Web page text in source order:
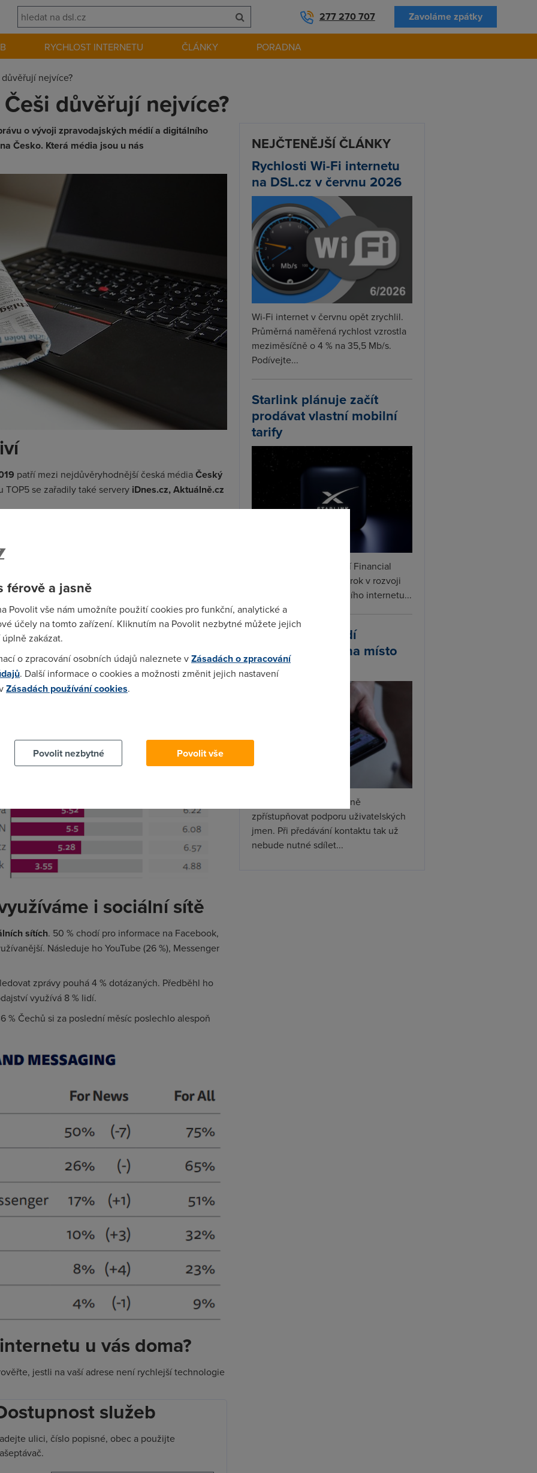
277 270 707 Zavoláme zpátky
RYCHLOST INTERNETU ČLÁNKY PORADNA
nejvíce?
důvěřují nejvíce?
o vývoji zpravodajských médií a digitálního
Česko. Která média jsou u nás
patří mezi nejdůvěryhodnější česká médiaČeský
TOP5 se zařadily také servery iDnes.cz, Aktuálně.cz
Ze 38 zkoumaných zemí se Česko umístilo na 30.
nás sleduje zprávy
% v roce 2015 podíl klesl na současných 70 %.
i sociální sítě
sítích. 50 % chodí pro informace na Facebook,
Následuje ho YouTube (26 %), Messenger
zprávy pouhá 4 % dotázaných. Předběhl ho
využívá 8 % lidí.
% Čechů si za poslední měsíc poslechlo alespoň
u vás doma?
jestli na vaší adrese není rychlejší technologie
služeb
ulici, číslo popisné, obec a použijte
NEJČTENĚJŠÍ ČLÁNKY
Rychlosti Wi-Fi internetu
na DSL.cz v červnu 2026
Wi-Fi internet v červnu opět zrychlil.
Průměrná naměřená rychlost vzrostla
meziměsíčně o 4 % na 35,5 Mb/s.
Podívejte...
Starlink plánuje začít
prodávat vlastní mobilní
tarify
SpaceX podle informací Financial
Times připravuje další krok v rozvoji
Starlinku. Vedle satelitního internetu...
WhatsApp zavádí
uživatelská jména místo
telefonních čísel
WhatsApp začal postupně
zpřístupňovat podporu uživatelských
jmen. Při předávání kontaktu tak už
nebude nutné sdílet...
férově a jasně
Povolit vše nám umožníte použití cookies pro funkční, analytické a
účely na tomto zařízení. Kliknutím na Povolit nezbytné můžete jejich
zakázat.
o zpracování osobních údajů naleznete vZásadách o zpracování
. Další informace o cookies a možnosti změnit jejich nastavení
Zásadách používání cookies.
Povolit nezbytné
Povolit vše